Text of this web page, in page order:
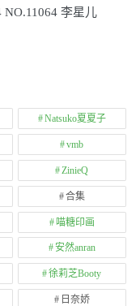
李星儿
Natsuko夏夏子
vmb
ZinieQ
合集
喵糖印画
安然anran
徐莉芝Booty
日奈娇